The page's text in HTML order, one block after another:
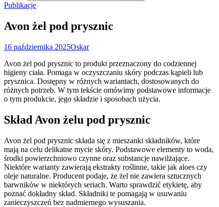
Publikacje
Avon żel pod prysznic
16 października 2025Oskar
Avon żel pod prysznic to produkt przeznaczony do codziennej
higieny ciała. Pomaga w oczyszczaniu skóry podczas kąpieli lub
prysznica. Dostępny w różnych wariantach, dostosowanych do
różnych potrzeb. W tym tekście omówimy podstawowe informacje
o tym produkcie, jego składzie i sposobach użycia.
Skład Avon żelu pod prysznic
Avon żel pod prysznic składa się z mieszanki składników, które
mają na celu delikatne mycie skóry. Podstawowe elementy to woda,
środki powierzchniowo czynne oraz substancje nawilżające.
Niektóre warianty zawierają ekstrakty roślinne, takie jak aloes czy
oleje naturalne. Producent podaje, że żel nie zawiera sztucznych
barwników w niektórych seriach. Warto sprawdzić etykietę, aby
poznać dokładny skład. Składniki te pomagają w usuwaniu
zanieczyszczeń bez nadmiernego wysuszania.